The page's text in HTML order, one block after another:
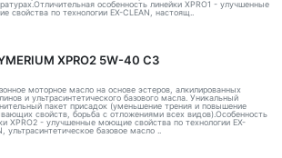
особенность линейки XPRO1 - улучшенные
свойства по технологии EX-CLEAN, настоящ..
XPRO2 5W-40 C3
моторное масло на основе эстеров, алкилированных
и ультрасинтетического базового масла. Уникальный
пакет присадок (уменьшение трения и повышение
свойств, борьба с отложениями всех видов).Особенность
XPRO2 - улучшенные моющие свойства по технологии EX-
ультрасинтетическое базовое масло ..